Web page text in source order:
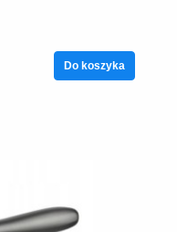
Do koszyka